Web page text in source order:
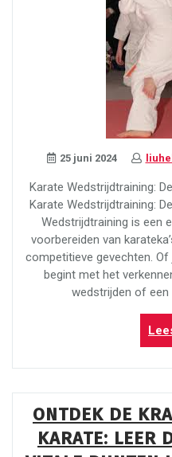
25 juni 2024
Karate Wedstrijdtraining:
Karate Wedstrijdtraining:
Wedstrijdtraining is een
voorbereiden van
competitieve gevechten.
begint met het
wedstrijden of
ONTDEK DE
KARATE: LEER